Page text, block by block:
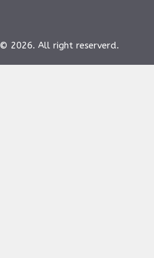
© 2026. All right reserverd.